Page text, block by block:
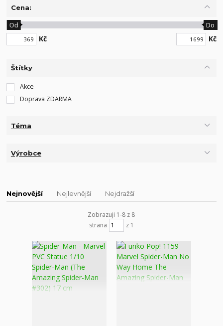
Cena:
Kč
Od Do
Kč
Štítky
Akce
Doprava ZDARMA
Téma
Výrobce
Nejnovější Nejlevnější Nejdražší
Zobrazuji 1-8 z 8
strana
z 1